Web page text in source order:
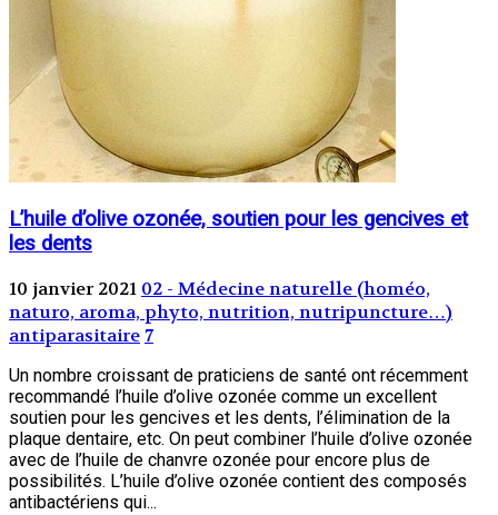
L’huile d’olive ozonée, soutien pour les gencives et
les dents
10 janvier 2021 02 - Médecine naturelle (homéo,
naturo, aroma, phyto, nutrition, nutripuncture…)
antiparasitaire 7
Un nombre croissant de praticiens de santé ont récemment
recommandé l’huile d’olive ozonée comme un excellent
soutien pour les gencives et les dents, l’élimination de la
plaque dentaire, etc. On peut combiner l’huile d’olive ozonée
avec de l’huile de chanvre ozonée pour encore plus de
possibilités. L’huile d’olive ozonée contient des composés
antibactériens qui...